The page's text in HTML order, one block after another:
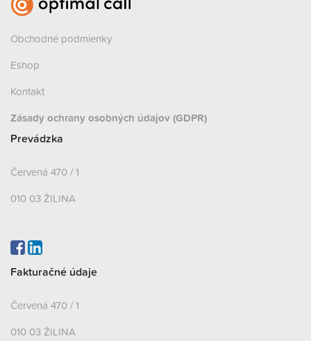
Obchodné podmienky
Eshop
Kontakt
Zásady ochrany osobných údajov (GDPR)
Prevádzka
Červená 470 / 1
010 03 ŽILINA
Fakturačné údaje
Červená 470 / 1
010 03 ŽILINA